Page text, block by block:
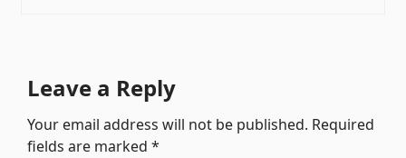
Leave a Reply
Your email address will not be published. Required
fields are marked*